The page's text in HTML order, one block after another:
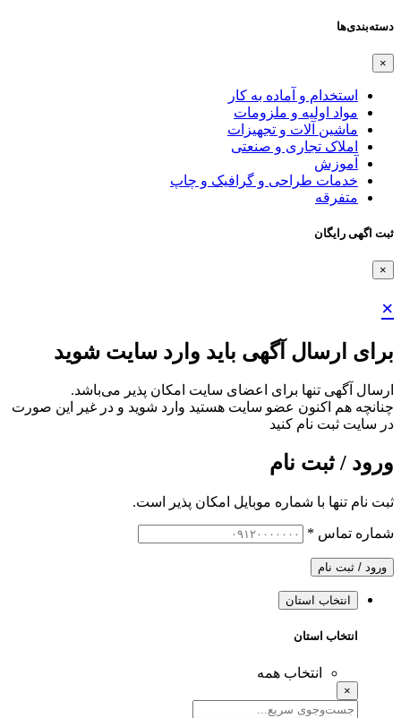
دسته‌بندی‌ها
×
استخدام و آماده به کار
مواد اولیه و ملزومات
ماشین آلات و تجهیزات
املاک تجاری و صنعتی
آموزش
خدمات طراحی و گرافیک و چاپ
متفرقه
ثبت اگهی رایگان
×
×
برای ارسال آگهی باید وارد سایت شوید
ارسال آگهی تنها برای اعضای سایت امکان پذیر می‌باشد.
چنانچه هم‌ اکنون عضو سایت هستید وارد شوید و در غیر این صورت
در سایت ثبت نام کنید
ورود / ثبت نام
ثبت نام تنها با شماره موبایل امکان پذیر است.
شماره تماس *
ورود / ثبت نام
انتخاب استان
انتخاب استان
انتخاب همه
×